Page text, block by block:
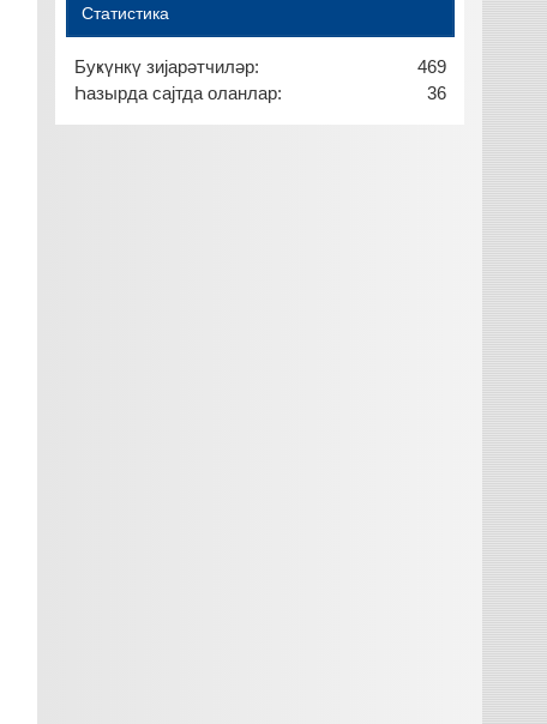
Статистика
469
Буҝүнкү зијарәтчиләр:
36
Һазырда сајтда оланлар: